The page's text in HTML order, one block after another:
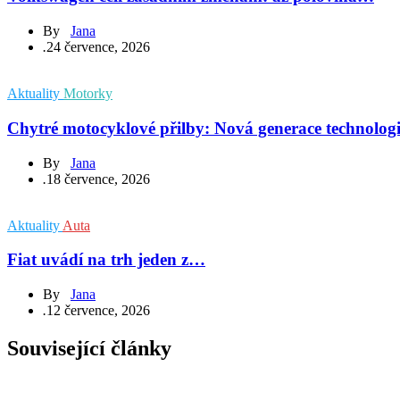
By Jana
.24 července, 2026
Aktuality Motorky
Chytré motocyklové přilby: Nová generace
By Jana
.18 července, 2026
Aktuality Auta
Fiat uvádí na trh jeden z…
By Jana
.12 července, 2026
Související články